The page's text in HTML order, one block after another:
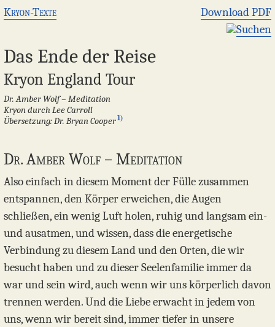
Kryon-Texte
Download PDF
Suchen
Das Ende der Reise
Kryon England Tour
Dr. Amber Wolf – Meditation
Kryon durch Lee Carroll
Übersetzung: Dr. Bryan Cooper1)
Dr. Amber Wolf – Meditation
Also einfach in diesem Moment der Fülle zusammen
entspannen, den Körper erweichen, die Augen
schließen, ein wenig Luft holen, ruhig und langsam ein-
und ausatmen, und wissen, dass die energetische
Verbindung zu diesem Land und den Orten, die wir
besucht haben und zu dieser Seelenfamilie immer da
war und sein wird, auch wenn wir uns körperlich davon
trennen werden. Und die Liebe erwacht in jedem von
uns, wenn wir bereit sind, immer tiefer in unsere